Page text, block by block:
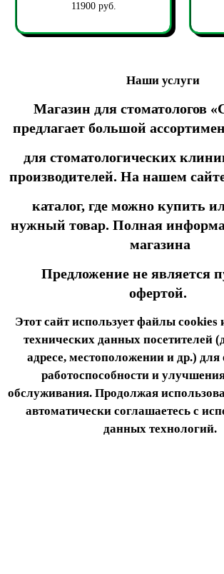
11900 руб.
Наши услуги
Магазин для стоматологов
предлагает большой
для стоматологических
производителей. На нашем
каталог, где можно купить
нужный товар. Полная
магазина
Предложение не является
офертой.
Этот сайт использует файлы cookies
технических данных посетителей
адресе, местоположении и др.) для
работоспособности и
обслуживания. Продолжая
автоматически соглашаетесь с
данных технологий.